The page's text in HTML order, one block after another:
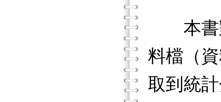
本書對
料檔（
取到統